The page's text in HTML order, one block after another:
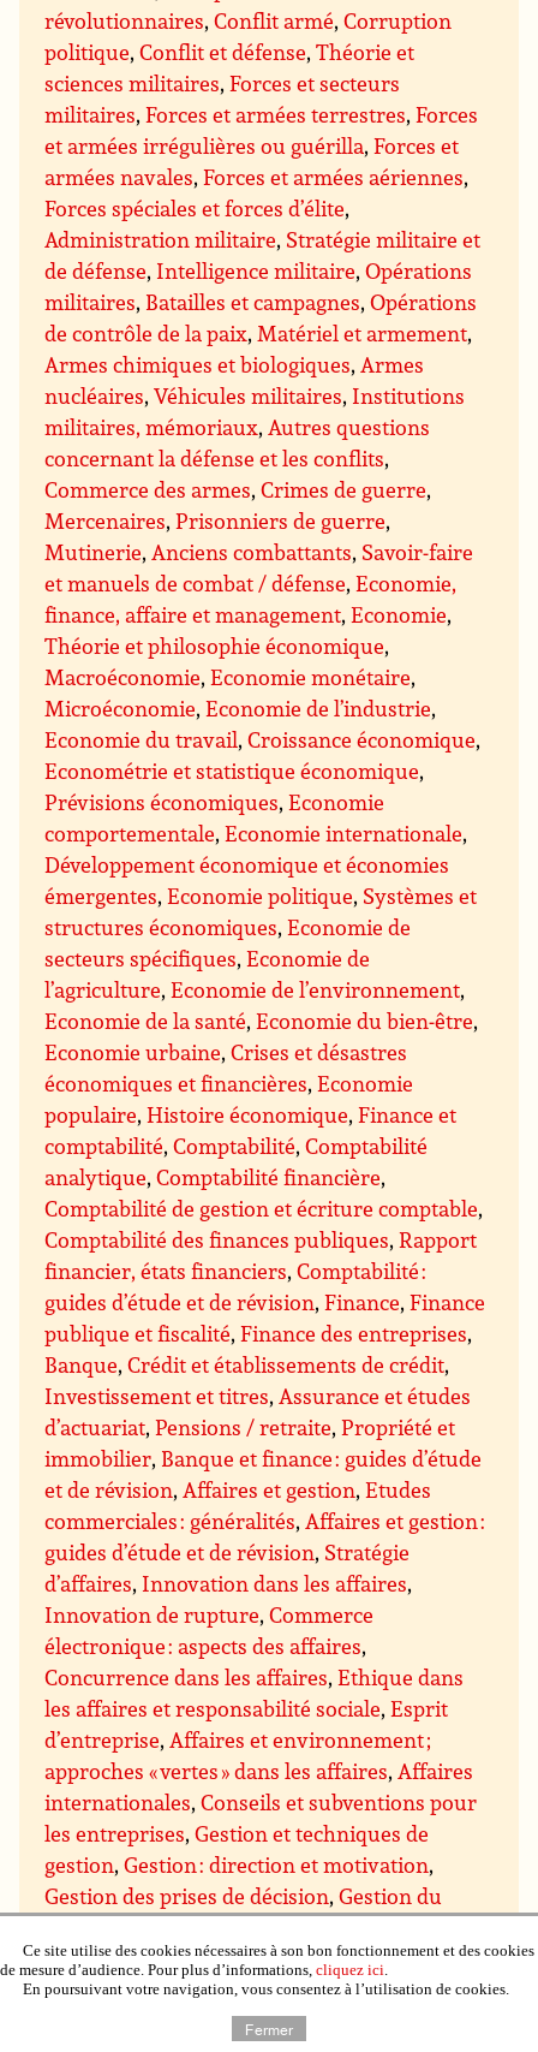
révolutionnaires,Conflit armé,Corruption
politique,Conflit et défense,Théorie et
sciences militaires,Forces et secteurs
militaires,Forces et armées terrestres,Forces
et armées irrégulières ou guérilla,Forces et
armées navales,Forces et armées aériennes,
Forces spéciales et forces d’élite,
Administration militaire, Stratégie militaire et
de défense, Intelligence militaire,Opérations
militaires, Batailles et campagnes,Opérations
de contrôle de la paix,Matériel et armement,
Armes chimiques et biologiques,Armes
nucléaires,Véhicules militaires, Institutions
militaires, mémoriaux,Autres questions
concernant la défense et les conflits,
Commerce des armes,Crimes de guerre,
Mercenaires,Prisonniers de guerre,
Mutinerie,Anciens combattants, Savoir-faire
et manuels de combat / défense,Economie,
finance, affaire et management,Economie,
Théorie et philosophie économique,
Macroéconomie,Economie monétaire,
Microéconomie,Economie de l’industrie,
Economie du travail,Croissance économique,
Econométrie et statistique économique,
Prévisions économiques,Economie
comportementale,Economie internationale,
Développement économique et économies
émergentes,Economie politique, Systèmes et
structures économiques,Economie de
secteurs spécifiques,Economie de
l’agriculture,Economie de l’environnement,
Economie de la santé,Economie du bien-être,
Economie urbaine,Crises et désastres
économiques et financières,Economie
populaire,Histoire économique,Finance et
comptabilité,Comptabilité,Comptabilité
analytique,Comptabilité financière,
Comptabilité de gestion et écriture comptable,
Comptabilité des finances publiques,Rapport
financier, états financiers,Comptabilité :
guides d’étude et de révision,Finance,Finance
publique et fiscalité,Finance des entreprises,
Banque,Crédit et établissements de crédit,
Investissement et titres,Assurance et études
d’actuariat,Pensions / retraite,Propriété et
immobilier, Banque et finance : guides d’étude
et de révision,Affaires et gestion,Etudes
commerciales : généralités,Affaires et gestion :
guides d’étude et de révision, Stratégie
d’affaires, Innovation dans les affaires,
Innovation de rupture,Commerce
électronique : aspects des affaires,
Concurrence dans les affaires,Ethique dans
les affaires et responsabilité sociale,Esprit
d’entreprise,Affaires et environnement ;
approches « vertes » dans les affaires,Affaires
internationales,Conseils et subventions pour
les entreprises,Gestion et techniques de
gestion,Gestion : direction et motivation,
Gestion des prises de décision,Gestion du
et qualité totale,Gestion du temps,Gestion de
domaines particuliers,Gestion budgétaire et
Gestion du personnel et des
Ce site utilise des cookies nécessaires à son bon fonctionnement et des cookies
de mesure d’audience. Pour plus d’informations, cliquez ici.
En poursuivant votre navigation, vous consentez à l’utilisation de cookies.
Fermer